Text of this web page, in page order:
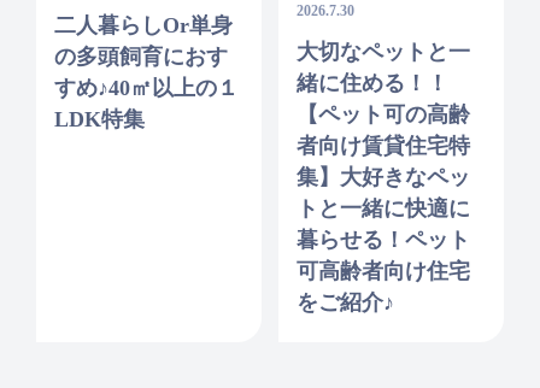
二人暮らしor単身
の多頭飼育におす
すめ♪40㎡以上の１
LDK特集
2026.7.30
大切なペットと一
緒に住める！！
【ペット可の高齢
者向け賃貸住宅特
集】大好きなペッ
トと一緒に快適に
暮らせる！ペット
可高齢者向け住宅
をご紹介♪